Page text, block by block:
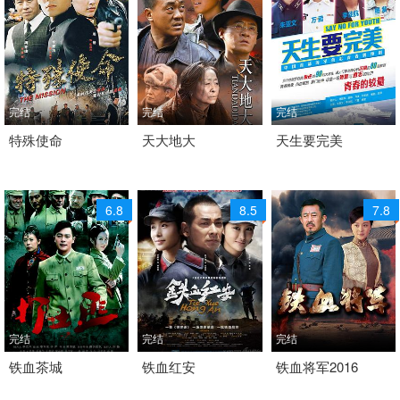
完结
2007 / 大陆 / 国语
特殊使命
完结
2008 / 大陆 / 其它
天大地大
完结
2015 / 大陆 / 国语
天生要完美
6.8
完结
2017 / 大陆 / 国语
铁血茶城
8.5
完结
2014 / 大陆 / 国语
铁血红安
7.8
完结
2016 / 大陆 / 国语
铁血将军2016